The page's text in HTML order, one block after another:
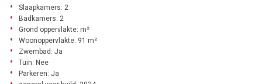
Slaapkamers: 2
Badkamers: 2
Grond oppervlakte: m²
Woonoppervlakte: 91 m²
Zwembad: Ja
Tuin: Nee
Parkeren: Ja